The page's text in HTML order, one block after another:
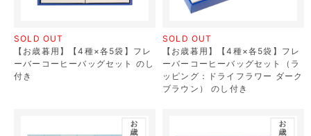
SOLD OUT
【お歳暮用】【4種×各5袋】フレ
ーバーコーヒーバッグセット のし
付き
SOLD OUT
【お歳暮用】【4種×各5袋】フレ
ーバーコーヒーバッグセット（ラ
ッピング：ドライフラワー ダーク
ブラウン） のし付き